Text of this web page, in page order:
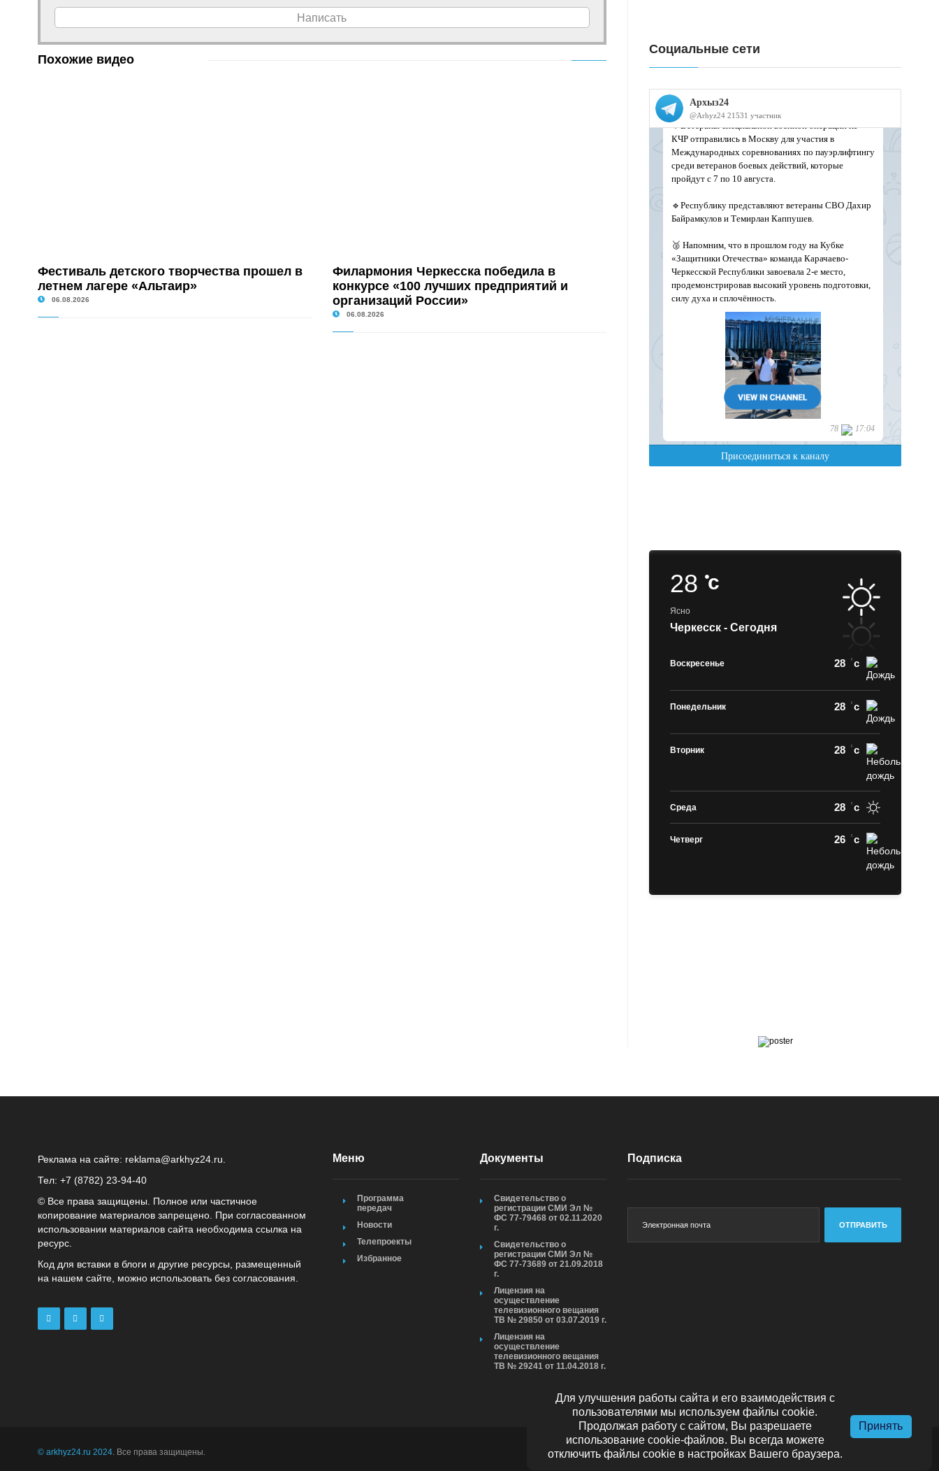
Написать
Похожие видео
Фестиваль детского творчества прошел в
летнем лагере «Альтаир»
06.08.2026
Филармония Черкесска победила в
конкурсе «100 лучших предприятий и
организаций России»
06.08.2026
Социальные сети
28c
Ясно
Черкесск - Сегодня
Воскресенье 28 c
Понедельник 28 c
Вторник 28 c
Среда 28 c
Четверг 26 c
Реклама на сайте: reklama@arkhyz24.ru
Тел: +7 (8782) 23‑94‑40
© Все права защищены. Полное или частичное
копирование материалов запрещено. При согласованном
использовании материалов сайта необходима ссылка на
ресурс.
Код для вставки в блоги и другие ресурсы, размещенный
на нашем сайте, можно использовать без согласования.
Меню
Программа
передач
Новости
Телепроекты
Избранное
Документы
Свидетельство о
регистрации СМИ Эл №
ФС 77-79468 от 02.11.2020
г.
Свидетельство о
регистрации СМИ Эл №
ФС 77-73689 от 21.09.2018
г.
Лицензия на
осуществление
телевизионного вещания
ТВ № 29850 от 03.07.2019 г.
Лицензия на
осуществление
телевизионного вещания
ТВ № 29241 от 11.04.2018 г.
Подписка
ОТПРАВИТЬ
© arkhyz24.ru 2024. Все права защищены.
Для улучшения работы сайта и его взаимодействия с
пользователями мы используем файлы cookie.
Продолжая работу с сайтом, Вы разрешаете
использование cookie-файлов. Вы всегда можете
отключить файлы cookie в настройках Вашего браузера.
Принять